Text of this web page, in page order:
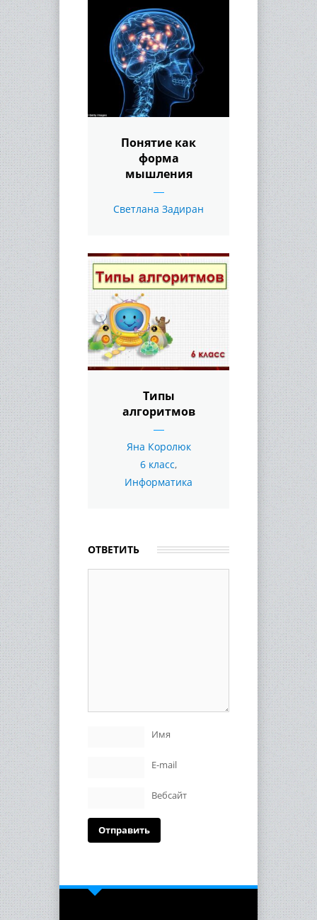
Понятие как
форма
мышления
Светлана Задиран
Типы
алгоритмов
Яна Королюк
6 класс,
Информатика
ОТВЕТИТЬ
Имя
E-mail
Вебсайт